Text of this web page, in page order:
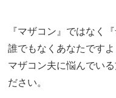
『マザコン』ではなく
誰でもなくあなたですよ
マザコン夫に悩んでい
ださい。